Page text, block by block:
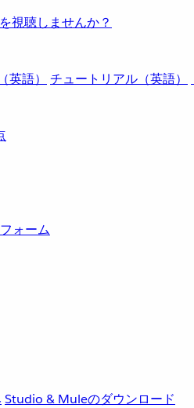
視聴しませんか？
英語） チュートリアル（英語）
ォーム
Studio & Muleのダウンロード